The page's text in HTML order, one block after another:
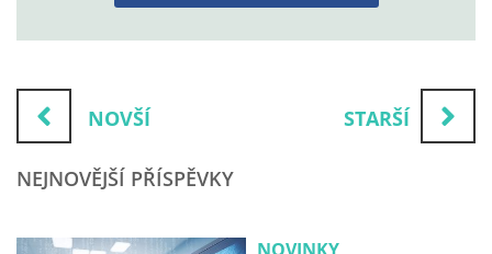
NOVŠÍ STARŠÍ
NEJNOVĚJŠÍ PŘÍSPĚVKY